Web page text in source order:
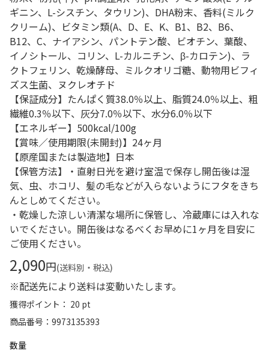
ギニン、L-シスチン、タウリン)、DHA粉末、香料(ミルク
クリーム)、ビタミン類(A、D、E、K、B1、B2、B6、
B12、C、ナイアシン、パントテン酸、ビオチン、葉酸、
イノシトール、コリン、L-カルニチン、β-カロテン)、ラ
クトフェリン、乾燥酵母、ミルクオリゴ糖、動物用ビフィ
ズス生菌、ヌクレオチド
【保証成分】たんぱく質38.0％以上、脂質24.0％以上、粗
繊維0.3％以下、灰分7.0％以下、水分6.0％以下
【エネルギー】500kcal/100g
【賞味／使用期限(未開封)】24ヶ月
【原産国または製造地】日本
【保管方法】・直射日光を避け室温で保存し開缶後は湿
気、虫、ホコリ、髪の毛などが入らないようにフタをきち
んとしめてください。
・乾燥した涼しい清潔な場所に保管し、冷蔵庫には入れな
いでください。開缶後はなるべくお早めに1ヶ月を目安に
ご使用ください。
2,090円(送料別・税込)
※配送先により送料は変動いたします。
獲得ポイント： 20 pt
商品番号
9973135393
数量